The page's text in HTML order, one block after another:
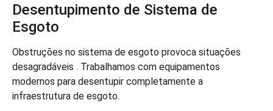
Desentupimento de Sistema de
Esgoto
Obstruções no sistema de esgoto provoca situações
desagradáveis . Trabalhamos com equipamentos
modernos para desentupir completamente a
infraestrutura de esgoto.